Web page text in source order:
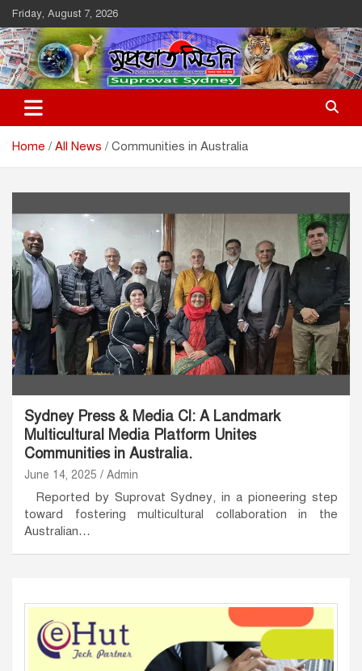
Skip
to
content
Friday, August 7, 2026
Suprovat Sydney
The Leading Bangladesh Community Newspaper In Australia
Home All News Communities in Australia
Sydney Press & Media Cl: A Landmark
Multicultural Media Platform Unites
Communities in Australia.
June 14, 2025 Admin
Reported by Suprovat Sydney, in a pioneering step
toward fostering multicultural collaboration in the
Australian…